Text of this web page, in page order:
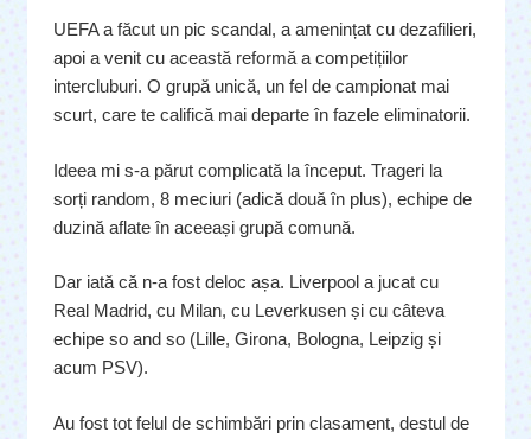
UEFA a făcut un pic scandal, a amenințat cu dezafilieri,
apoi a venit cu această reformă a competițiilor
intercluburi. O grupă unică, un fel de campionat mai
scurt, care te califică mai departe în fazele eliminatorii.
Ideea mi s-a părut complicată la început. Trageri la
sorți random, 8 meciuri (adică două în plus), echipe de
duzină aflate în aceeași grupă comună.
Dar iată că n-a fost deloc așa. Liverpool a jucat cu
Real Madrid, cu Milan, cu Leverkusen și cu câteva
echipe so and so (Lille, Girona, Bologna, Leipzig și
acum PSV).
Au fost tot felul de schimbări prin clasament, destul de